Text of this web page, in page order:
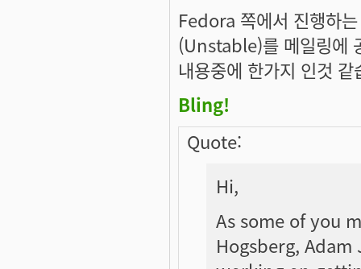
Fedora 쪽에서 진행하
(Unstable)를 메일링에
내용중에 한가지 인것 같
Bling!
Quote:
Hi,
As some of you
Hogsberg,